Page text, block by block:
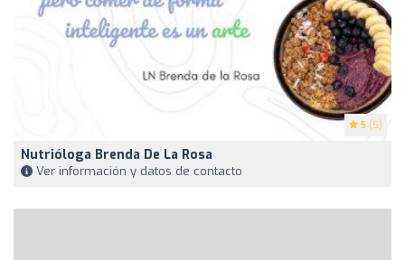
5 (5)
Nutrióloga Brenda De La Rosa
Ver información y datos de contacto